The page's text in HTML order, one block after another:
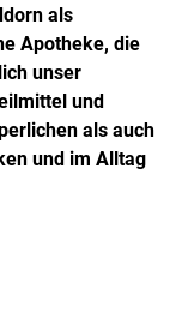
als
Apotheke, die
unser
und
als auch
und im Alltag